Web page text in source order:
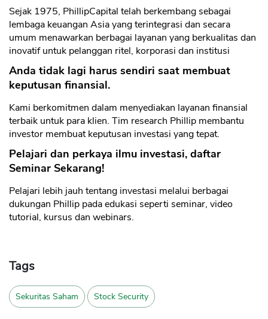
Sejak 1975, PhillipCapital telah berkembang sebagai
lembaga keuangan Asia yang terintegrasi dan secara
umum menawarkan berbagai layanan yang berkualitas dan
inovatif untuk pelanggan ritel, korporasi dan institusi
Anda tidak lagi harus sendiri saat membuat
keputusan finansial.
Kami berkomitmen dalam menyediakan layanan finansial
terbaik untuk para klien. Tim research Phillip membantu
investor membuat keputusan investasi yang tepat.
Pelajari dan perkaya ilmu investasi, daftar
Seminar Sekarang!
Pelajari lebih jauh tentang investasi melalui berbagai
dukungan Phillip pada edukasi seperti seminar, video
tutorial, kursus dan webinars.
Tags
Sekuritas Saham Stock Security